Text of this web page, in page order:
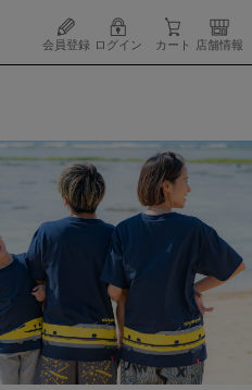
会員登録 ログイン カート 店舗情報